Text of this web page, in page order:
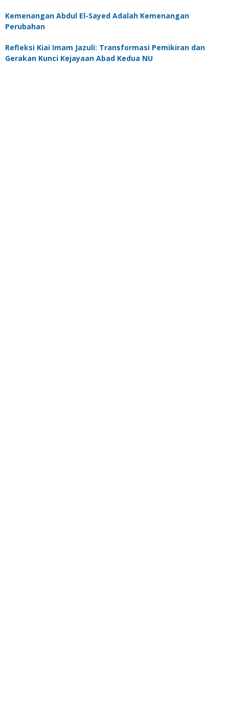
Kemenangan Abdul El-Sayed Adalah Kemenangan
Perubahan
Refleksi Kiai Imam Jazuli: Transformasi Pemikiran dan
Gerakan Kunci Kejayaan Abad Kedua NU